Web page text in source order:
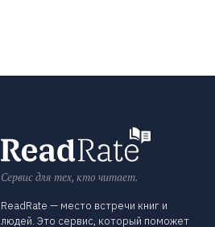
Сервис для тех, кто читает.
ReadRate — место встречи книг и
людей. Это сервис, который поможет